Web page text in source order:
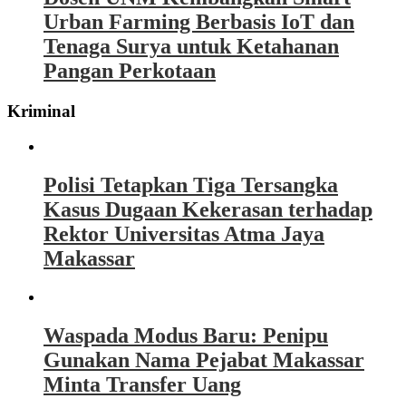
Urban Farming Berbasis IoT dan
Tenaga Surya untuk Ketahanan
Pangan Perkotaan
Kriminal
Polisi Tetapkan Tiga Tersangka
Kasus Dugaan Kekerasan terhadap
Rektor Universitas Atma Jaya
Makassar
Waspada Modus Baru: Penipu
Gunakan Nama Pejabat Makassar
Minta Transfer Uang